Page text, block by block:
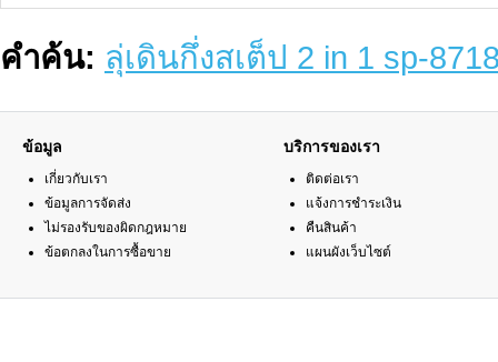
คำค้น: ลุ่เดินกึ่งสเต็ป 2 in 1 sp-
ข้อมูล
เกี่ยวกับเรา
ข้อมูลการจัดส่ง
ไม่รองรับของผิดกฎหมาย
ข้อตกลงในการซื้อขาย
บริการของเรา
ติดต่อเรา
แจ้งการชำระเงิน
คืนสินค้า
แผนผังเว็บไซต์